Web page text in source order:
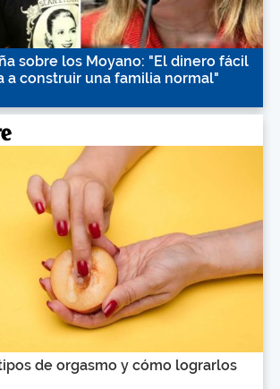
sobre los Moyano: "El dinero fácil
a construir una familia normal"
de orgasmo y cómo lograrlos